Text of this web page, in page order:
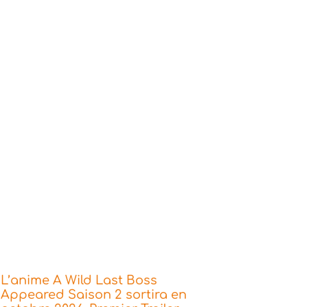
L’anime A Wild Last Boss
Appeared Saison 2 sortira en